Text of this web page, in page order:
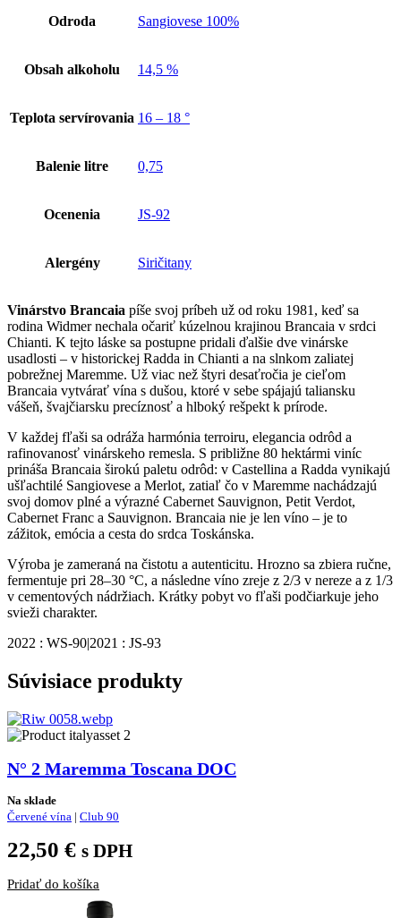
Odroda Sangiovese 100%
Obsah alkoholu 14,5 %
Teplota servírovania 16 – 18 °
Balenie litre 0,75
Ocenenia JS-92
Alergény Siričitany
Vinárstvo Brancaia píše svoj príbeh už od roku 1981, keď sa
rodina Widmer nechala očariť kúzelnou krajinou Brancaia v srdci
Chianti. K tejto láske sa postupne pridali ďalšie dve vinárske
usadlosti – v historickej Radda in Chianti a na slnkom zaliatej
pobrežnej Maremme. Už viac než štyri desaťročia je cieľom
Brancaia vytvárať vína s dušou, ktoré v sebe spájajú taliansku
vášeň, švajčiarsku precíznosť a hlboký rešpekt k prírode.
V každej fľaši sa odráža harmónia terroiru, elegancia odrôd a
rafinovanosť vinárskeho remesla. S približne 80 hektármi viníc
prináša Brancaia širokú paletu odrôd: v Castellina a Radda vynikajú
ušľachtilé Sangiovese a Merlot, zatiaľ čo v Maremme nachádzajú
svoj domov plné a výrazné Cabernet Sauvignon, Petit Verdot,
Cabernet Franc a Sauvignon. Brancaia nie je len víno – je to
zážitok, emócia a cesta do srdca Toskánska.
Výroba je zameraná na čistotu a autenticitu. Hrozno sa zbiera ručne,
fermentuje pri 28–30 °C, a následne víno zreje z 2/3 v nereze a z 1/3
v cementových nádržiach. Krátky pobyt vo fľaši podčiarkuje jeho
svieži charakter.
2022 : WS-90|2021 : JS-93
Súvisiace produkty
N° 2 Maremma Toscana DOC
Na sklade
Červené vína | Club 90
22,50 € s DPH
Pridať do košíka